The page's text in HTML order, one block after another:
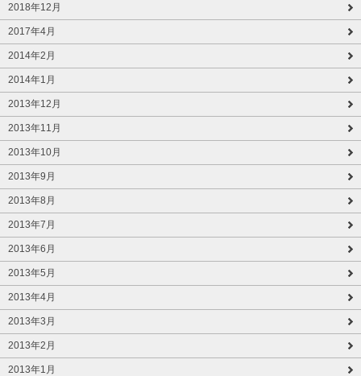
2018年12月
2017年4月
2014年2月
2014年1月
2013年12月
2013年11月
2013年10月
2013年9月
2013年8月
2013年7月
2013年6月
2013年5月
2013年4月
2013年3月
2013年2月
2013年1月